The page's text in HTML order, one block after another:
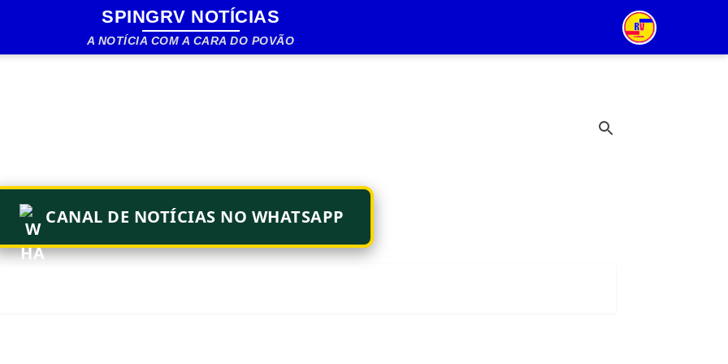
Pular para o conteúdo principal
SPINGRV NOTÍCIAS
A NOTÍCIA COM A CARA DO POVÃO
CANAL DE NOTÍCIAS NO WHATSAPP